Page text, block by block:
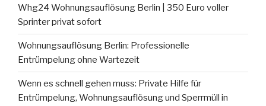
Whg24 Wohnungsauflösung Berlin | 350 Euro voller
Sprinter privat sofort
Wohnungsauflösung Berlin: Professionelle
Entrümpelung ohne Wartezeit
Wenn es schnell gehen muss: Private Hilfe für
Entrümpelung, Wohnungsauflösung und Sperrmüll in